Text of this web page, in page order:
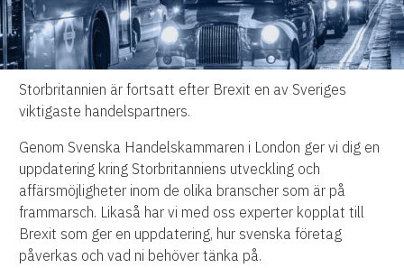
Storbritannien är fortsatt efter Brexit en av Sveriges
viktigaste handelspartners.
Genom Svenska Handelskammaren i London ger vi dig en
uppdatering kring Storbritanniens utveckling och
affärsmöjligheter inom de olika branscher som är på
frammarsch. Likaså har vi med oss experter kopplat till
Brexit som ger en uppdatering, hur svenska företag
påverkas och vad ni behöver tänka på.